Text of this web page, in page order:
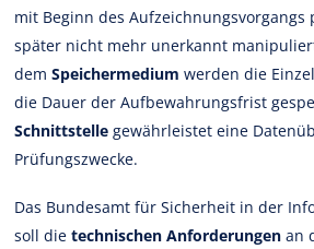
mit Beginn des
später nicht mehr unerkannt
demSpeichermedium werden die
die Dauer der Aufbewahrungsfrist
Schnittstelle gewährleistet eine
Prüfungszwecke.
Das Bundesamt für Sicherheit in der
soll dietechnischen Anforderungen an